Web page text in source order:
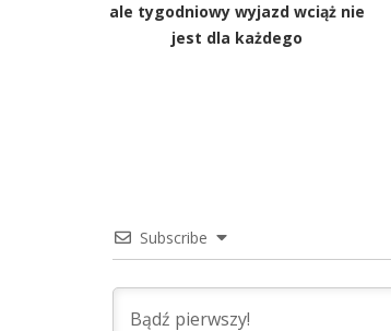
ale tygodniowy wyjazd wciąż nie
jest dla każdego
Subscribe